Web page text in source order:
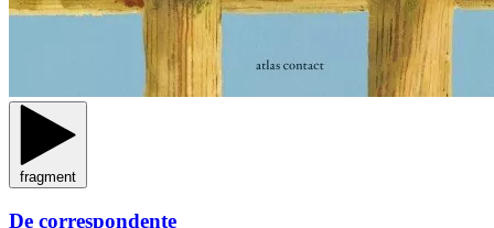
fragment
De correspondente